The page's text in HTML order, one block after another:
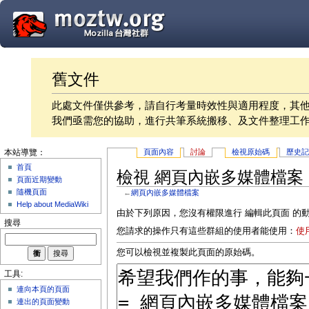
舊文件
此處文件僅供參考，請自行考量時效性與適用程度，其
我們亟需您的協助，進行共筆系統搬移、及文件整理工
頁面內容 討論 檢視原始碼 歷史
檢視 網頁內嵌多媒體檔案
←網頁內嵌多媒體檔案
由於下列原因，您沒有權限進行 編輯此頁面 的
您請求的操作只有這些群組的使用者能使用： 使
您可以檢視並複製此頁面的原始碼。
本站導覽：
首頁
頁面近期變動
隨機頁面
Help about MediaWiki
搜尋
工具:
連向本頁的頁面
連出的頁面變動